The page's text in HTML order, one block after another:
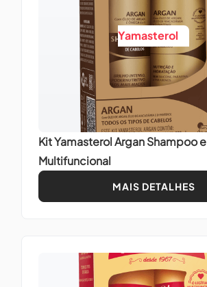
Yamasterol
Kit Yamasterol Argan Shampoo e
Multifuncional
MAIS DETALHES